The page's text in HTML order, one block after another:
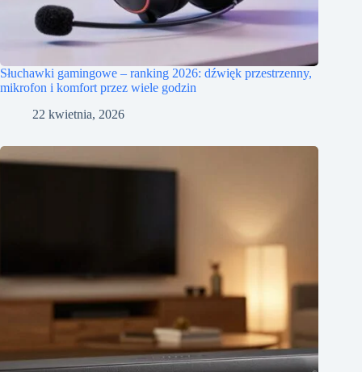
Słuchawki gamingowe – ranking 2026: dźwięk przestrzenny,
mikrofon i komfort przez wiele godzin
22 kwietnia, 2026